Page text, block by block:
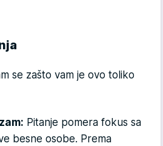
se zašto vam je ovo toliko
Pitanje pomera fokus sa
besne osobe. Prema